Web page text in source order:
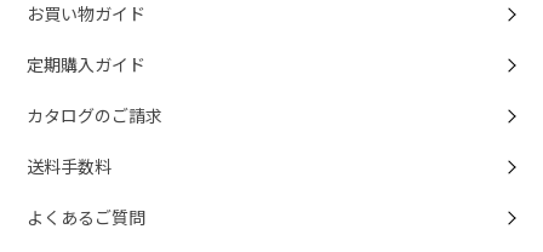
お買い物ガイド
定期購入ガイド
カタログのご請求
送料手数料
よくあるご質問